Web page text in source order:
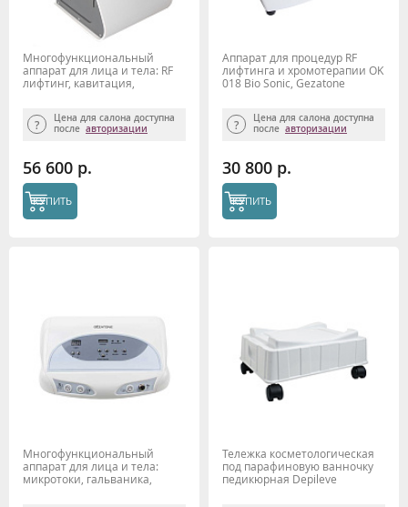
Многофункциональный
аппарат для лица и тела: RF
лифтинг, кавитация,
Цена для салона доступна
после авторизации
56 600 р.
КУПИТЬ
Аппарат для процедур RF
лифтинга и хромотерапии OK
018 Bio Sonic, Gezatone
Цена для салона доступна
после авторизации
30 800 р.
КУПИТЬ
Многофункциональный
аппарат для лица и тела:
микротоки, гальваника,
Тележка косметологическая
под парафиновую ванночку
педикюрная Depileve